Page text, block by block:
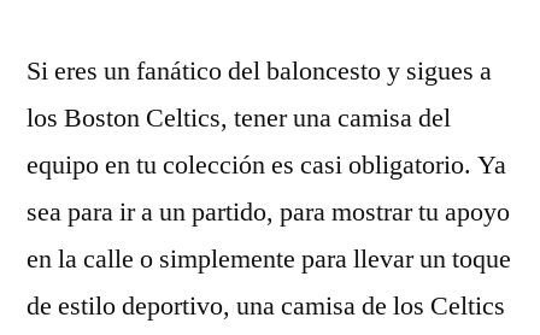
Si eres un fanático del baloncesto y sigues a
los Boston Celtics, tener una camisa del
equipo en tu colección es casi obligatorio. Ya
sea para ir a un partido, para mostrar tu apoyo
en la calle o simplemente para llevar un toque
de estilo deportivo, una camisa de los Celtics